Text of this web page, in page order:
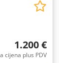
1.200 €
cijena plus PDV